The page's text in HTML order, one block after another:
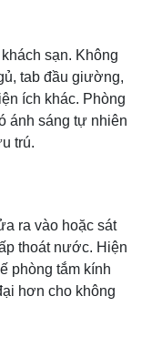
sạn. Không
tab đầu giường,
ích khác. Phòng
ánh sáng tự nhiên
trú.
ra vào hoặc sát
thoát nước. Hiện
phòng tắm kính
hơn cho không